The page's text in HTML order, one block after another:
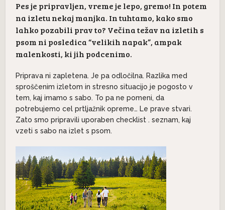
Pes je pripravljen, vreme je lepo, gremo! In potem
na izletu nekaj manjka. In tuhtamo, kako smo
lahko pozabili prav to? Večina težav na izletih s
psom ni posledica “velikih napak”, ampak
malenkosti, ki jih podcenimo.
Priprava ni zapletena. Je pa odločilna. Razlika med
sproščenim izletom in stresno situacijo je pogosto v
tem, kaj imamo s sabo. To pa ne pomeni, da
potrebujemo cel prtljažnik opreme… Le prave stvari.
Zato smo pripravili uporaben checklist . seznam, kaj
vzeti s sabo na izlet s psom.